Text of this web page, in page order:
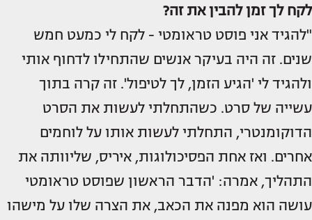
לקח לך זמן להבין את זה?
"להגיד אני פוסט טראומטי - לקח לי כמעט חמש
שנים. זה היה בעיקר אנשים שהתחילו לדחוף אותי
ולהגיד לי 'הגיע הזמן, לך לטיפול'. זה קרה בתוך
עשייה של סרט. כשהתחלתי לעשות את הסרט
הדוקומנטרי, התחלתי לעשות אותו על לוחמים
אחרים. ואז אחת הפסיכולוגות, איריס, שליוותה את
התהליך, אמרה: 'הדבר הראשון שפוסט טראומטי
עושה הוא מפנה את הכאב, את הצרה שלו על מישהו